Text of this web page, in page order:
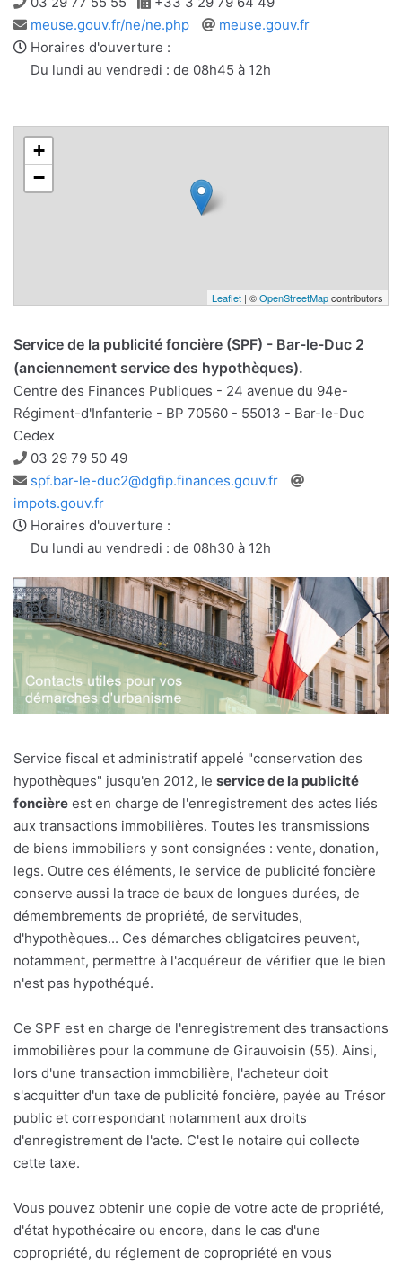
Adresse
e-
mail
meuse.gouv.fr/ne/ne.php
Site
meuse.gouv.fr
Horaires d'ouverture :
Du lundi au vendredi : de 08h45 à 12h
+
−
Leaflet | ©OpenStreetMapcontributors
Service de la publicité foncière (SPF) - Bar-le-Duc 2
(anciennement service des hypothèques).
Centre des Finances Publiques - 24 avenue du 94e-
Régiment-d'Infanterie - BP 70560 - 55013 - Bar-le-Duc
Cedex
Téléphone
03 29 79 50 49
Adresse
e-
mail
spf.bar-le-duc2@dgfip.finances.gouv.fr
impots.gouv.fr
Horaires d'ouverture :
Du lundi au vendredi : de 08h30 à 12h
Service fiscal et administratif appelé "conservation des
hypothèques" jusqu'en 2012, le service de la publicité
foncière est en charge de l'enregistrement des actes liés
aux transactions immobilières. Toutes les transmissions
de biens immobiliers y sont consignées : vente, donation,
legs. Outre ces éléments, le service de publicité foncière
conserve aussi la trace de baux de longues durées, de
démembrements de propriété, de servitudes,
d'hypothèques... Ces démarches obligatoires peuvent,
notamment, permettre à l'acquéreur de vérifier que le bien
n'est pas hypothéqué.
Ce SPF est en charge de l'enregistrement des transactions
immobilières pour la commune de Girauvoisin (55). Ainsi,
lors d'une transaction immobilière, l'acheteur doit
s'acquitter d'un taxe de publicité foncière, payée au Trésor
public et correspondant notamment aux droits
d'enregistrement de l'acte. C'est le notaire qui collecte
cette taxe.
Vous pouvez obtenir une copie de votre acte de propriété,
d'état hypothécaire ou encore, dans le cas d'une
copropriété, du réglement de copropriété en vous